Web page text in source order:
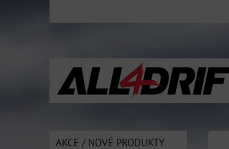
AKCE / NOVÉ PRODUKTY